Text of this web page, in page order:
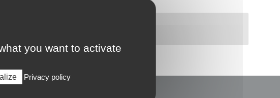
you want to activate
Privacy policy